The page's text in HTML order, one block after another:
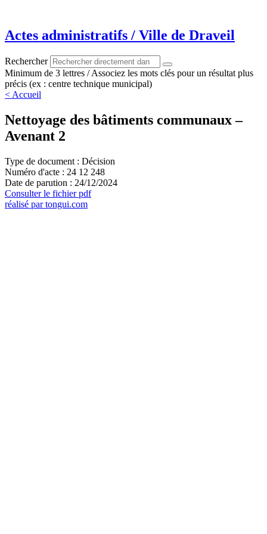
contenu
Actes administratifs / Ville de Draveil
Rechercher
Minimum de 3 lettres / Associez les mots clés pour un résultat plus
précis (ex : centre technique municipal)
< Accueil
Nettoyage des bâtiments communaux –
Avenant 2
Type de document : Décision
Numéro d'acte : 24 12 248
Date de parution : 24/12/2024
Consulter le fichier pdf
réalisé par tongui.com